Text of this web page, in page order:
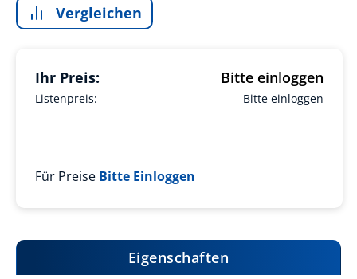
Vergleichen
Listenpreis: Bitte einloggen
Ihr Preis: Bitte einloggen
Für Preise Bitte Einloggen
Eigenschaften